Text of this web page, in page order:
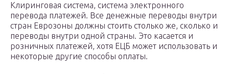
Клиринговая система, система электронного
перевода платежей. Все денежные переводы внутри
стран Еврозоны должны стоить столько же, сколько и
переводы внутри одной страны. Это касается и
розничных платежей, хотя ЕЦБ может использовать и
некоторые другие способы оплаты.